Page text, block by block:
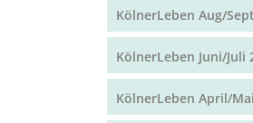
KölnerLeben Aug/
KölnerLeben Juni/Juli
KölnerLeben April/